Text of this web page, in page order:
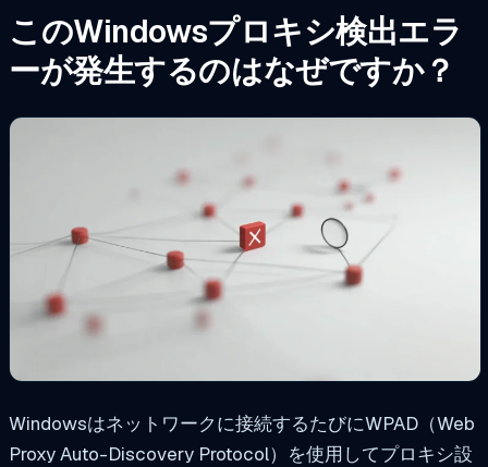
このWindowsプロキシ検出エラ
ーが発生するのはなぜですか？
Windowsはネットワークに接続するたびにWPAD（Web
Proxy Auto-Discovery Protocol）を使用してプロキシ設